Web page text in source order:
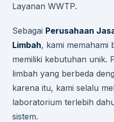
Layanan WWTP.
Sebagai Perusahaan
Limbah, kami memahami
memiliki kebutuhan unik.
limbah yang berbeda
karena itu, kami selalu
laboratorium terlebih
sistem.